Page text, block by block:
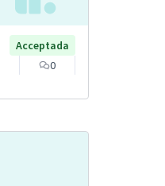
Acceptada
0